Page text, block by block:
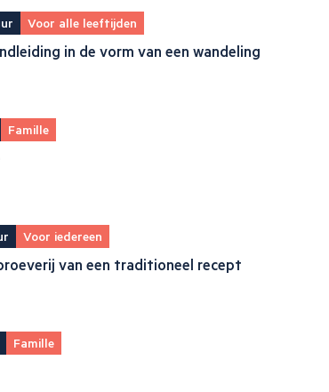
Voor alle leeftijden
in de vorm van een wandeling
Famille
Voor iedereen
van een traditioneel recept
Famille